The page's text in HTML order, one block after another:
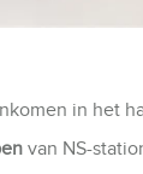
in het
van NS-